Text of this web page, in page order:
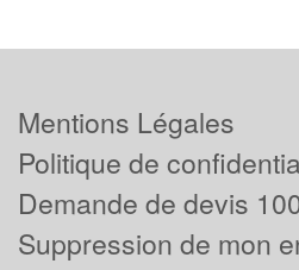
Mentions Légales
Politique de
Demande de devis
Suppression de mon